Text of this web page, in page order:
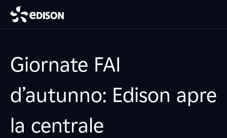
Giornate FAI
d’autunno: Edison apre
la centrale